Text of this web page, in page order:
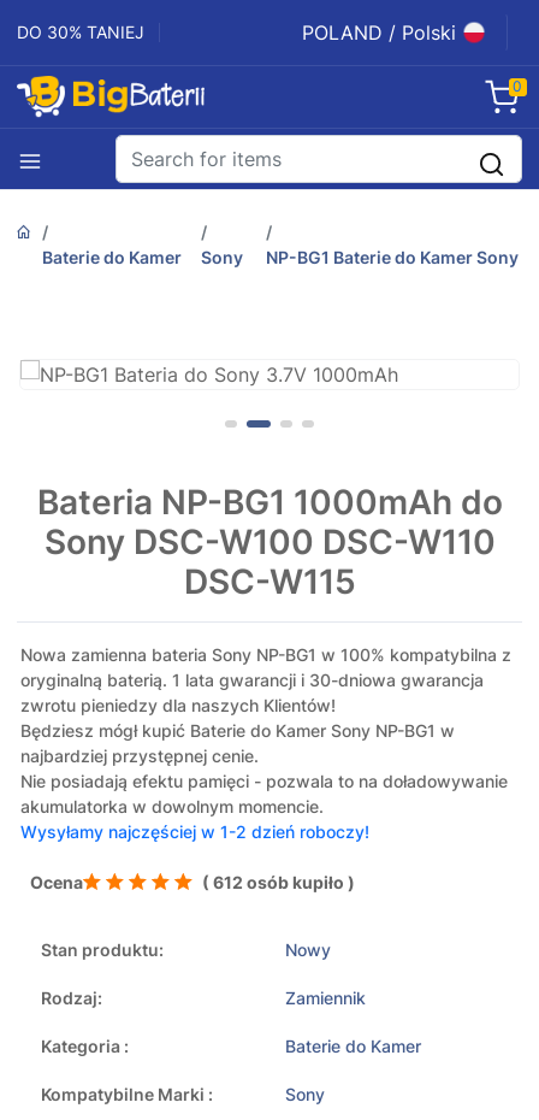
DO 30% TANIEJ POLAND / Polski
0
Baterie do Kamer Sony NP-BG1 Baterie do Kamer Sony
Bateria NP-BG1 1000mAh do
Sony DSC-W100 DSC-W110
DSC-W115
Nowa zamienna bateria Sony NP-BG1 w 100% kompatybilna z
oryginalną baterią. 1 lata gwarancji i 30-dniowa gwarancja
zwrotu pieniedzy dla naszych Klientów!
Będziesz mógł kupić Baterie do Kamer Sony NP-BG1 w
najbardziej przystępnej cenie.
Nie posiadają efektu pamięci - pozwala to na doładowywanie
akumulatorka w dowolnym momencie.
Wysyłamy najczęściej w 1-2 dzień roboczy!
Ocena ( 612 osób kupiło )
Stan produktu: Nowy
Rodzaj: Zamiennik
Kategoria : Baterie do Kamer
Kompatybilne Marki : Sony